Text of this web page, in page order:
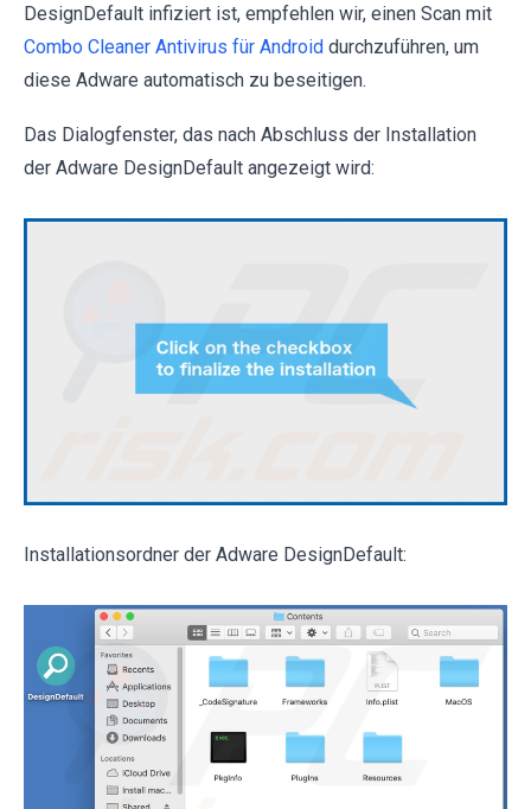
DesignDefault infiziert ist, empfehlen wir, einen Scan mit
Combo Cleaner Antivirus für Android durchzuführen, um
diese Adware automatisch zu beseitigen.
Das Dialogfenster, das nach Abschluss der Installation
der Adware DesignDefault angezeigt wird:
Installationsordner der Adware DesignDefault: